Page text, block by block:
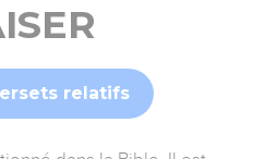
relatifs